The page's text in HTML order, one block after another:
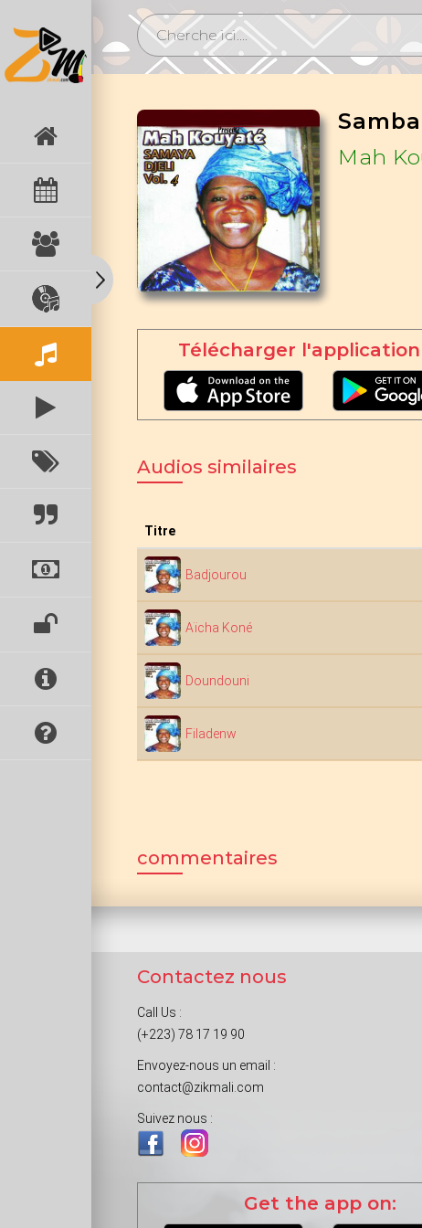
Mah
Télécharger l'application
Audios similaires
Titre
Badjourou
Aïcha Koné
Doundouni
Filadenw
commentaires
Contactez nous
Call Us :
(+223) 78 17 19 90
Envoyez-nous un email :
contact@zikmali.com
Suivez nous :
Get the app on: